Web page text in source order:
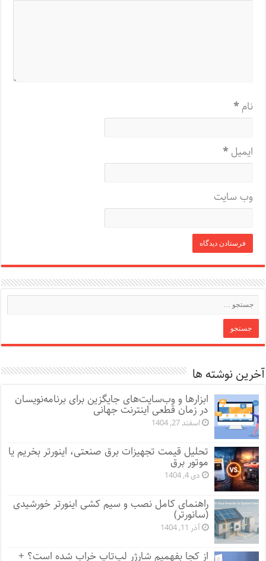
نام*
ایمیل*
وب‌ سایت
آخرین نوشته ها
ابزارها و وب‌سایت‌های جایگزین برای برنامه‌نویسان
در زمان قطعی اینترنت جهانی
اسفند 27, 1404
تحلیل قیمت تجهیزات برق صنعتی، اینورتر بخریم یا
موتور برق
دی 4, 1404
راهنمای کامل نصب و سیم کشی اینورتر خورشیدی
(سانورتر)
آذر 11, 1404
از کجا بفهمیم شارژر لپ‌تاپ خراب شده است؟ +